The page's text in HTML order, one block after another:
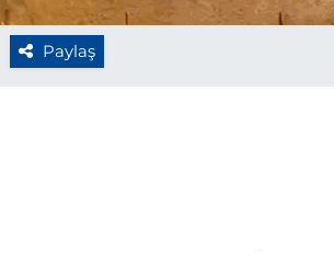
Paylaş
GÜNCEL